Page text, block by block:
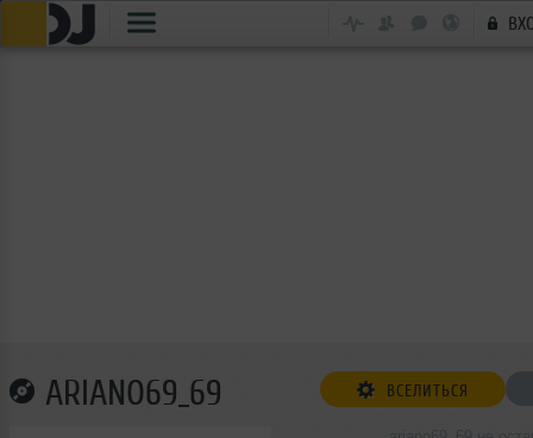
ARIANO69_69 ВСЕЛИТЬСЯ